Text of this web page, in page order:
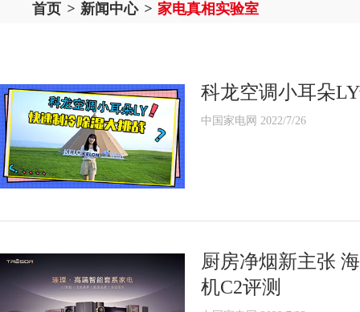
首页 > 新闻中心 > 家电真相实验室
科龙空调小耳朵
中国家电网 2022/7/26
厨房净烟新主张
机C2评测